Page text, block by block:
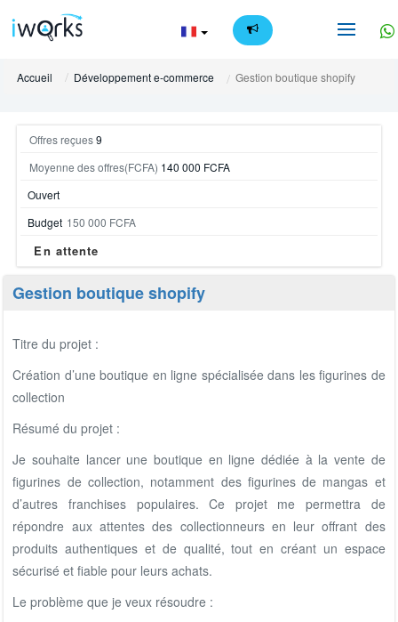
FR
Accueil Développement e-commerce Gestion boutique shopify
Offres reçues9
Moyenne des offres(FCFA) 140 000 FCFA
Ouvert
Budget 150 000 FCFA
En attente
Gestion boutique shopify
Titre du projet :
Création d’une boutique en ligne spécialisée dans les figurines de
collection
Résumé du projet :
Je souhaite lancer une boutique en ligne dédiée à la vente de
figurines de collection, notamment des figurines de mangas et
d’autres franchises populaires. Ce projet me permettra de
répondre aux attentes des collectionneurs en leur offrant des
produits authentiques et de qualité, tout en créant un espace
sécurisé et fiable pour leurs achats.
Le problème que je veux résoudre :